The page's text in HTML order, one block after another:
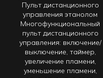
Пульт дистанционного
управления этанолом
Многофункциональный
пульт дистанционного
управления: включение/
выключение, таймер,
увеличение пламени,
уменьшение пламени,